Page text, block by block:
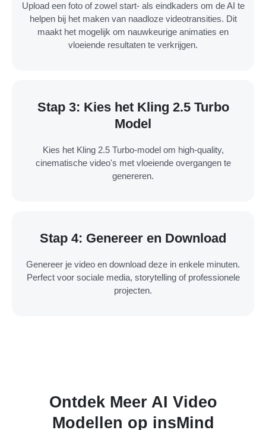
Upload een foto of zowel start- als eindkaders om de AI te
helpen bij het maken van naadloze videotransities. Dit
maakt het mogelijk om nauwkeurige animaties en
vloeiende resultaten te verkrijgen.
Stap 3: Kies het Kling 2.5 Turbo
Model
Kies het Kling 2.5 Turbo-model om high-quality,
cinematische video's met vloeiende overgangen te
genereren.
Stap 4: Genereer en Download
Genereer je video en download deze in enkele minuten.
Perfect voor sociale media, storytelling of professionele
projecten.
Ontdek Meer AI Video
Modellen op insMind